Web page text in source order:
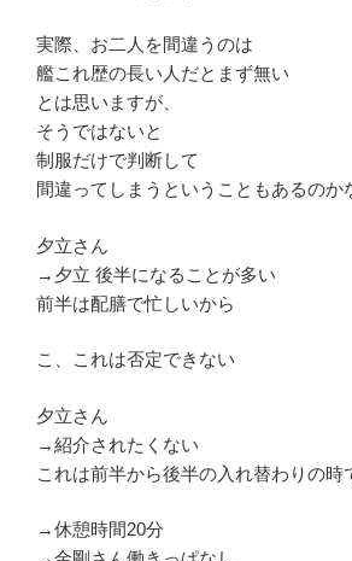
実際、お二人を間違うのは
艦これ歴の長い人だとまず無い
とは思いますが、
そうではないと
制服だけで判断して
間違ってしまうということもあるのか
夕立さん
→夕立 後半になることが多い
前半は配膳で忙しいから
こ、これは否定できない
夕立さん
→紹介されたくない
これは前半から後半の入れ替わりの時
→休憩時間20分